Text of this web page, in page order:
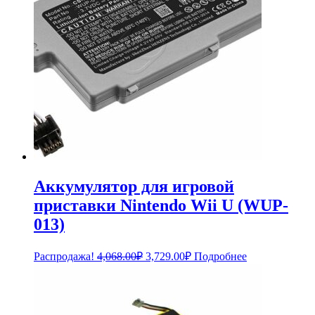
Аккумулятор для игровой
приставки Nintendo Wii U (WUP-
013)
Распродажа! 4,068.00₽ Первоначальная
3,729.00₽Текущая
цена:
Подробнее